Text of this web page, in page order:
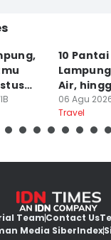
10
Air,
06 Agu
Travel
TeamContact Us
Media SiberIndex